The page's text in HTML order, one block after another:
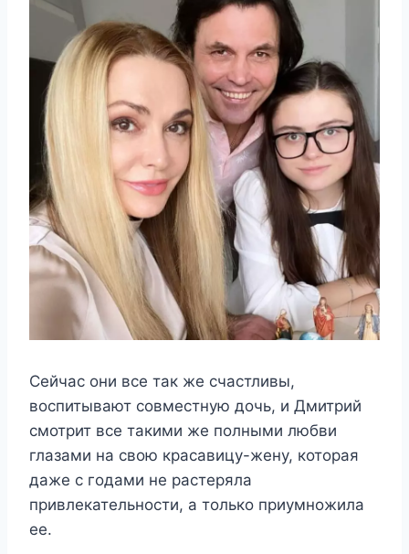
Сейчас они все так же счастливы,
воспитывают совместную дочь, и Дмитрий
смотрит все такими же полными любви
глазами на свою красавицу-жену, которая
даже с годами не растеряла
привлекательности, а только приумножила
ее.